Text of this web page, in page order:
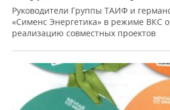
Руководители Группы ТАИФ и
«Сименс Энергетика» в режиме ВКС
реализацию совместных проектов